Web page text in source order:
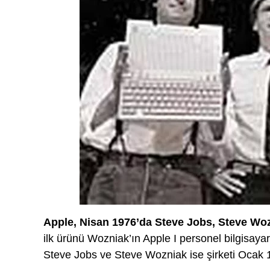
Apple, Nisan 1976’da Steve Jobs, Steve
ilk ürünü Wozniak’ın Apple I personel
Steve Jobs ve Steve Wozniak ise şirketi Ocak